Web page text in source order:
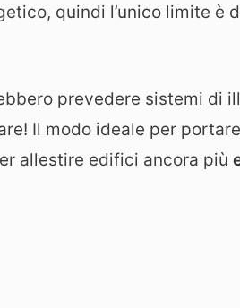
quindi l’unico limite è
prevedere sistemi di
Il modo ideale per
allestire edifici ancora più